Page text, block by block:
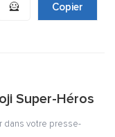
🦸 Copier
Super-Héros
dans votre presse-